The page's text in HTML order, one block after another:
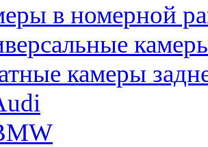
в номерной
камеры